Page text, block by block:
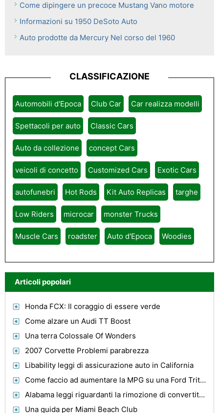
Come dipingere un precoce Mustang Vano motore
Informazioni su 1950 DeSoto Auto
Auto prodotte da Mercury Nel corso del 1960
CLASSIFICAZIONE
Automobili d'Epoca Club Car Car realizza modelli
Spettacoli per auto Classic Cars
Auto da collezione concept Cars
veicoli di concetto Customized Cars Exotic Cars
autofunebri Hot Rods Kit Auto Replicas targhe
Low Riders microcar monster Trucks
Muscle Cars roadster Auto d'Epoca Woodies
Articoli popolari
Honda FCX: Il coraggio di essere verde
Come alzare un Audi TT Boost
Una terra Colossale Of Wonders
2007 Corvette Problemi parabrezza
Libability leggi di assicurazione auto in California
Come faccio ad aumentare la MPG su una Ford Triton 5.4L? Motore
Alabama leggi riguardanti la rimozione di convertitori catalitici
Una guida per Miami Beach Club